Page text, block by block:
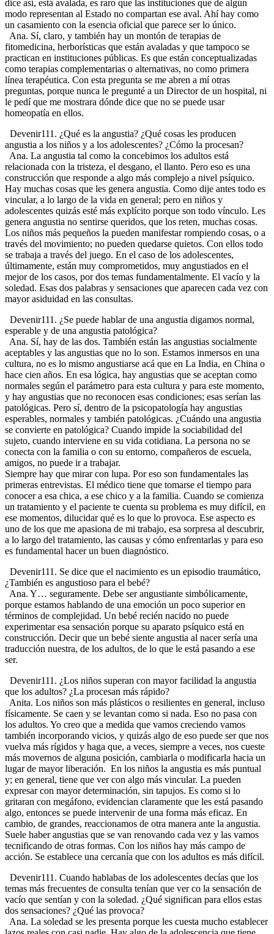
dice así, está avalada, es raro que las instituciones que de algún
modo representan al Estado no compartan ese aval. Ahí hay como
un casamiento con la esencia oficial que parece ser lo único.
Ana. Sí, claro, y también hay un montón de terapias de
fitomedicina, herborísticas que están avaladas y que tampoco se
practican en instituciones públicas. Es que están conceptualizadas
como terapias complementarias o alternativas, no como primera
línea terapéutica. Con esta pregunta se me abren a mí otras
preguntas, porque nunca le pregunté a un Director de un hospital, ni
le pedí que me mostrara dónde dice que no se puede usar
homeopatía en ellos.
Devenir111. ¿Qué es la angustia? ¿Qué cosas les producen
angustia a los niños y a los adolescentes? ¿Cómo la procesan?
Ana. La angustia tal como la concebimos los adultos está
relacionada con la tristeza, el desgano, el llanto. Pero eso es una
construcción que responde a algo más complejo a nivel psíquico.
Hay muchas cosas que les genera angustia. Como dije antes todo es
vincular, a lo largo de la vida en general; pero en niños y
adolescentes quizás esté más explícito porque son todo vínculo. Les
genera angustia no sentirse queridos, que los reten, muchas cosas.
Los niños más pequeños la pueden manifestar rompiendo cosas, o a
través del movimiento; no pueden quedarse quietos. Con ellos todo
se trabaja a través del juego. En el caso de los adolescentes,
últimamente, están muy comprometidos, muy angustiados en el
mejor de los casos, por dos temas fundamentalmente. El vacío y la
soledad. Esas dos palabras y sensaciones que aparecen cada vez con
mayor asiduidad en las consultas.
Devenir111. ¿Se puede hablar de una angustia digamos normal,
esperable y de una angustia patológica?
Ana. Sí, hay de las dos. También están las angustias socialmente
aceptables y las angustias que no lo son. Estamos inmersos en una
cultura, no es lo mismo angustiarse acá que en La India, en China o
hace cien años. En esa lógica, hay angustias que se aceptan como
normales según el parámetro para esta cultura y para este momento,
y hay angustias que no reconocen esas condiciones; esas serían las
patológicas. Pero sí, dentro de la psicopatología hay angustias
esperables, normales y también patológicas. ¿Cuándo una angustia
se convierte en patológica? Cuando impide la sociabilidad del
sujeto, cuando interviene en su vida cotidiana. La persona no se
conecta con la familia o con su entorno, compañeros de escuela,
amigos, no puede ir a trabajar.
Siempre hay que mirar con lupa. Por eso son fundamentales las
primeras entrevistas. El médico tiene que tomarse el tiempo para
conocer a esa chica, a ese chico y a la familia. Cuando se comienza
un tratamiento y el paciente te cuenta su problema es muy difícil, en
ese momentos, dilucidar qué es lo que lo provoca. Ese aspecto es
uno de los que me apasiona de mi trabajo, esa sorpresa al descubrir,
a lo largo del tratamiento, las causas y cómo enfrentarlas y para eso
es fundamental hacer un buen diagnóstico.
Devenir111. Se dice que el nacimiento es un episodio traumático,
¿También es angustioso para el bebé?
Ana. Y… seguramente. Debe ser angustiante simbólicamente,
porque estamos hablando de una emoción un poco superior en
términos de complejidad. Un bebé recién nacido no puede
experimentar esa sensación porque su aparato psíquico está en
construcción. Decir que un bebé siente angustia al nacer sería una
traducción nuestra, de los adultos, de lo que le está pasando a ese
ser.
Devenir111. ¿Los niños superan con mayor facilidad la angustia
que los adultos? ¿La procesan más rápido?
Anita. Los niños son más plásticos o resilientes en general, incluso
físicamente. Se caen y se levantan como si nada. Eso no pasa con
los adultos. Yo creo que a medida que vamos creciendo vamos
también incorporando vicios, y quizás algo de eso puede ser que nos
vuelva más rígidos y haga que, a veces, siempre a veces, nos cueste
más movernos de alguna posición, cambiarla o modificarla hacia un
lugar de mayor liberación. En los niños la angustia es más puntual
y; en general, tiene que ver con algo más vincular. La pueden
expresar con mayor determinación, sin tapujos. Es como si lo
gritaran con megáfono, evidencian claramente que les está pasando
algo, entonces se puede intervenir de una forma más eficaz. En
cambio, de grandes, reaccionamos de otra manera ante la angustia.
Suele haber angustias que se van renovando cada vez y las vamos
tecnificando de otras formas. Con los niños hay más campo de
acción. Se establece una cercanía que con los adultos es más difícil.
Devenir111. Cuando hablabas de los adolescentes decías que los
temas más frecuentes de consulta tenían que ver co la sensación de
vacío que sentían y con la soledad. ¿Qué significan para ellos estas
dos sensaciones? ¿Qué las provoca?
Ana. La soledad se les presenta porque les cuesta mucho establecer